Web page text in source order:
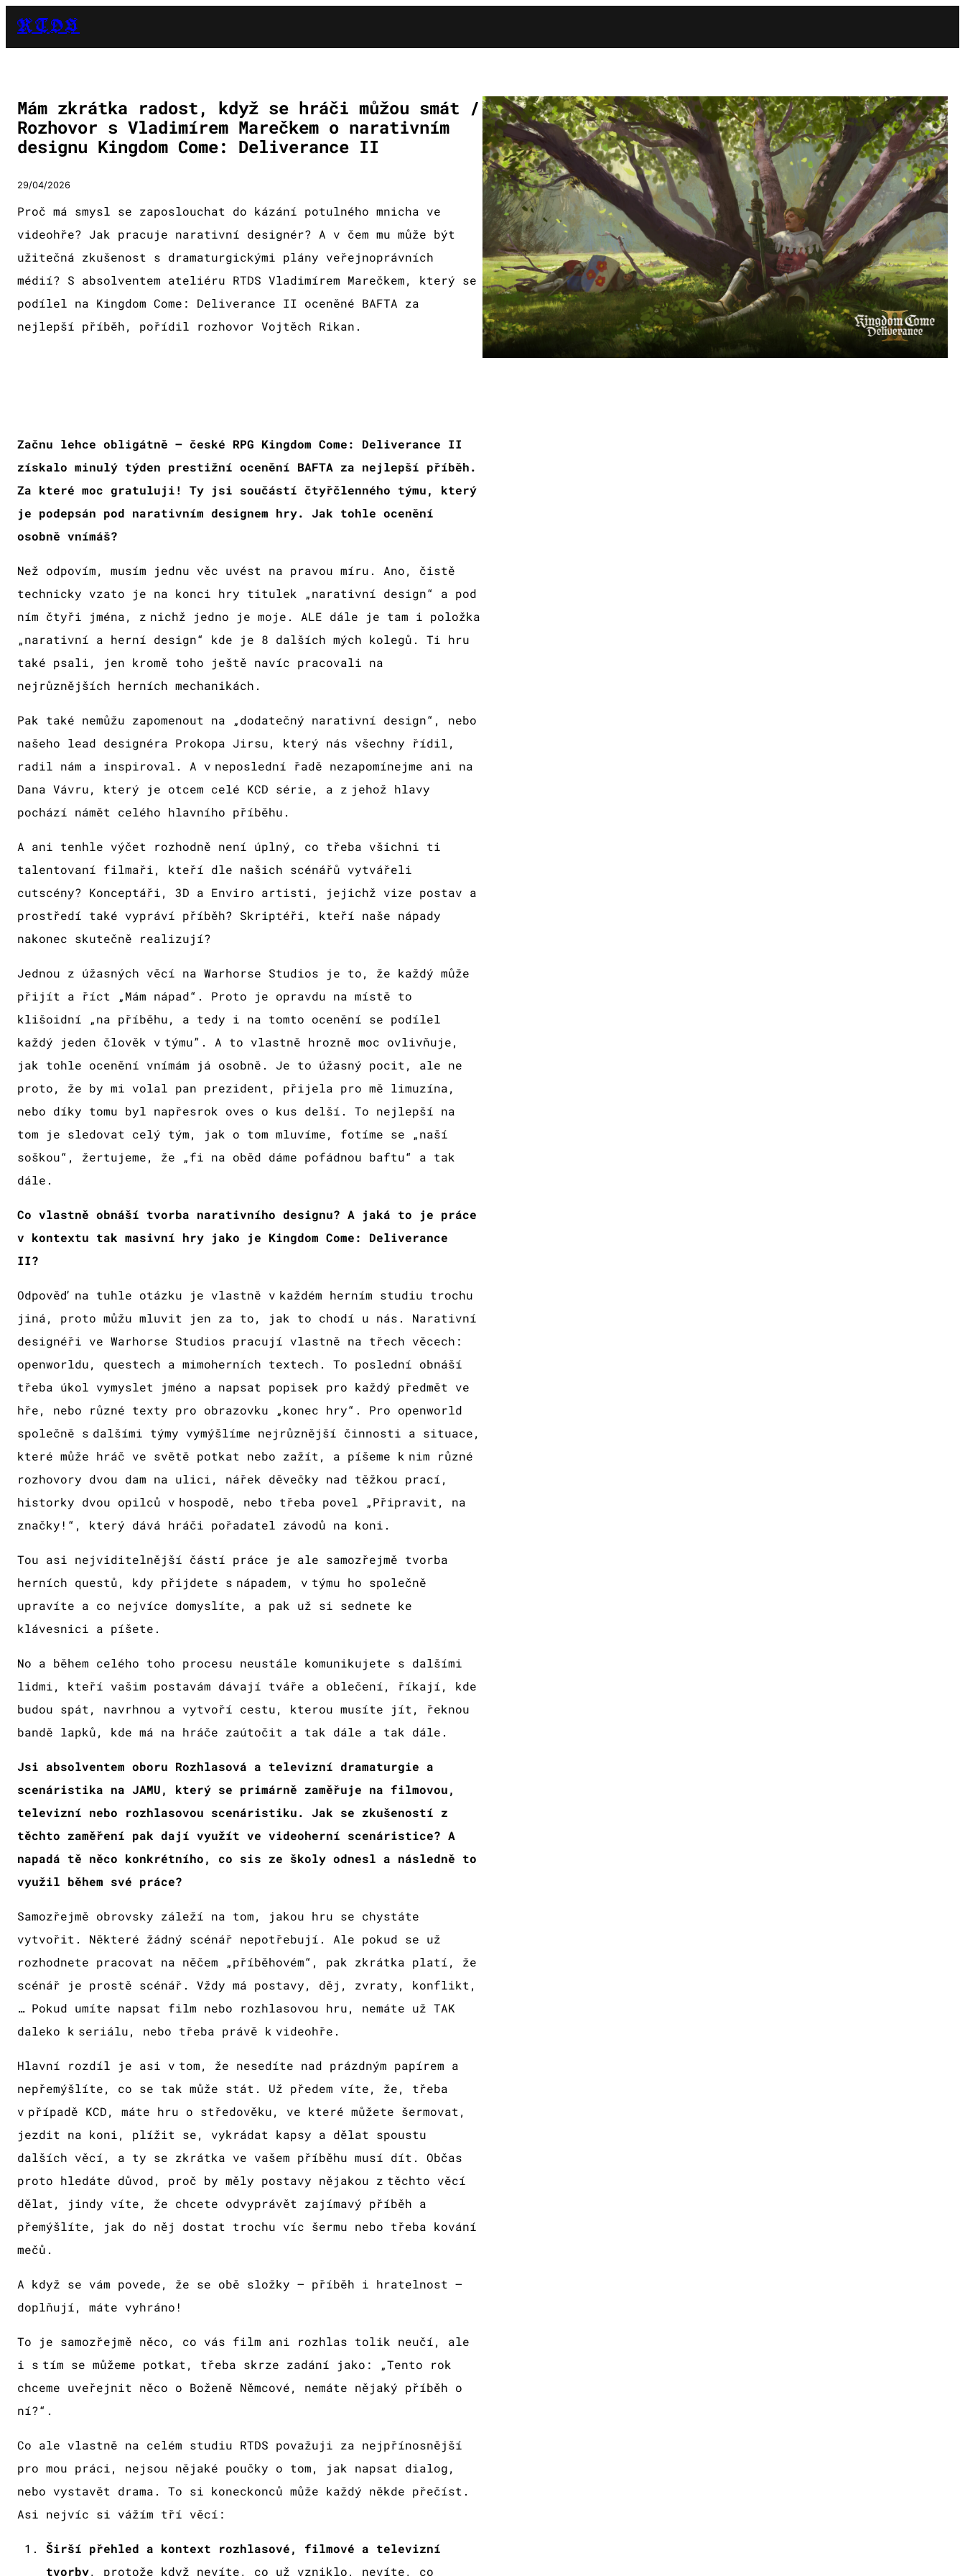
RTDS
Mám zkrátka radost, když se hráči můžou smát /
Rozhovor s Vladimírem Marečkem o narativním
designu Kingdom Come: Deliverance II
29/04/2026
Proč má smysl se zaposlouchat do kázání potulného mnicha ve
videohře? Jak pracuje narativní designér? A v čem mu může být
užitečná zkušenost s dramaturgickými plány veřejnoprávních
médií? S absolventem ateliéru RTDS Vladimírem Marečkem, který se
podílel na Kingdom Come: Deliverance II oceněné BAFTA za
nejlepší příběh, pořídil rozhovor Vojtěch Rikan.
Začnu lehce obligátně – české RPG Kingdom Come: Deliverance II
získalo minulý týden prestižní ocenění BAFTA za nejlepší příběh.
Za které moc gratuluji! Ty jsi součástí čtyřčlenného týmu, který
je podepsán pod narativním designem hry. Jak tohle ocenění
osobně vnímáš?
Než odpovím, musím jednu věc uvést na pravou míru. Ano, čistě
technicky vzato je na konci hry titulek „narativní design“ a pod
ním čtyři jména, z nichž jedno je moje. ALE dále je tam i položka
„narativní a herní design“ kde je 8 dalších mých kolegů. Ti hru
také psali, jen kromě toho ještě navíc pracovali na
nejrůznějších herních mechanikách.
Pak také nemůžu zapomenout na „dodatečný narativní design“, nebo
našeho lead designéra Prokopa Jirsu, který nás všechny řídil,
radil nám a inspiroval. A v neposlední řadě nezapomínejme ani na
Dana Vávru, který je otcem celé KCD série, a z jehož hlavy
pochází námět celého hlavního příběhu.
A ani tenhle výčet rozhodně není úplný, co třeba všichni ti
talentovaní filmaři, kteří dle našich scénářů vytvářeli
cutscény? Konceptáři, 3D a Enviro artisti, jejichž vize postav a
prostředí také vypráví příběh? Skriptéři, kteří naše nápady
nakonec skutečně realizují?
Jednou z úžasných věcí na Warhorse Studios je to, že každý může
přijít a říct „Mám nápad“. Proto je opravdu na místě to
klišoidní „na příběhu, a tedy i na tomto ocenění se podílel
každý jeden člověk v týmu”. A to vlastně hrozně moc ovlivňuje,
jak tohle ocenění vnímám já osobně. Je to úžasný pocit, ale ne
proto, že by mi volal pan prezident, přijela pro mě limuzína,
nebo díky tomu byl napřesrok oves o kus delší. To nejlepší na
tom je sledovat celý tým, jak o tom mluvíme, fotíme se „naší
soškou“, žertujeme, že „fi na oběd dáme pofádnou baftu“ a tak
dále.
Co vlastně obnáší tvorba narativního designu? A jaká to je práce
v kontextu tak masivní hry jako je Kingdom Come: Deliverance
II?
Odpověď na tuhle otázku je vlastně v každém herním studiu trochu
jiná, proto můžu mluvit jen za to, jak to chodí u nás. Narativní
designéři ve Warhorse Studios pracují vlastně na třech věcech:
openworldu, questech a mimoherních textech. To poslední obnáší
třeba úkol vymyslet jméno a napsat popisek pro každý předmět ve
hře, nebo různé texty pro obrazovku „konec hry“. Pro openworld
společně s dalšími týmy vymýšlíme nejrůznější činnosti a situace,
které může hráč ve světě potkat nebo zažít, a píšeme k nim různé
rozhovory dvou dam na ulici, nářek děvečky nad těžkou prací,
historky dvou opilců v hospodě, nebo třeba povel „Připravit, na
značky!“, který dává hráči pořadatel závodů na koni.
Tou asi nejviditelnější částí práce je ale samozřejmě tvorba
herních questů, kdy přijdete s nápadem, v týmu ho společně
upravíte a co nejvíce domyslíte, a pak už si sednete ke
klávesnici a píšete.
No a během celého toho procesu neustále komunikujete s dalšími
lidmi, kteří vašim postavám dávají tváře a oblečení, říkají, kde
budou spát, navrhnou a vytvoří cestu, kterou musíte jít, řeknou
bandě lapků, kde má na hráče zaútočit a tak dále a tak dále.
Jsi absolventem oboru Rozhlasová a televizní dramaturgie a
scenáristika na JAMU, který se primárně zaměřuje na filmovou,
televizní nebo rozhlasovou scenáristiku. Jak se zkušeností z
těchto zaměření pak dají využít ve videoherní scenáristice? A
napadá tě něco konkrétního, co sis ze školy odnesl a následně to
využil během své práce?
Samozřejmě obrovsky záleží na tom, jakou hru se chystáte
vytvořit. Některé žádný scénář nepotřebují. Ale pokud se už
rozhodnete pracovat na něčem „příběhovém“, pak zkrátka platí, že
scénář je prostě scénář. Vždy má postavy, děj, zvraty, konflikt,
… Pokud umíte napsat film nebo rozhlasovou hru, nemáte už TAK
daleko k seriálu, nebo třeba právě k videohře.
Hlavní rozdíl je asi v tom, že nesedíte nad prázdným papírem a
nepřemýšlíte, co se tak může stát. Už předem víte, že, třeba
v případě KCD, máte hru o středověku, ve které můžete šermovat,
jezdit na koni, plížit se, vykrádat kapsy a dělat spoustu
dalších věcí, a ty se zkrátka ve vašem příběhu musí dít. Občas
proto hledáte důvod, proč by měly postavy nějakou z těchto věcí
dělat, jindy víte, že chcete odvyprávět zajímavý příběh a
přemýšlíte, jak do něj dostat trochu víc šermu nebo třeba kování
mečů.
A když se vám povede, že se obě složky – příběh i hratelnost –
doplňují, máte vyhráno!
To je samozřejmě něco, co vás film ani rozhlas tolik neučí, ale
i s tím se můžeme potkat, třeba skrze zadání jako: „Tento rok
chceme uveřejnit něco o Boženě Němcové, nemáte nějaký příběh o
ní?“.
Co ale vlastně na celém studiu RTDS považuji za nejpřínosnější
pro mou práci, nejsou nějaké poučky o tom, jak napsat dialog,
nebo vystavět drama. To si koneckonců může každý někde přečíst.
Asi nejvíc si vážím tří věcí:
Širší přehled a kontext rozhlasové, filmové a televizní
tvorby, protože když nevíte, co už vzniklo, nevíte, co